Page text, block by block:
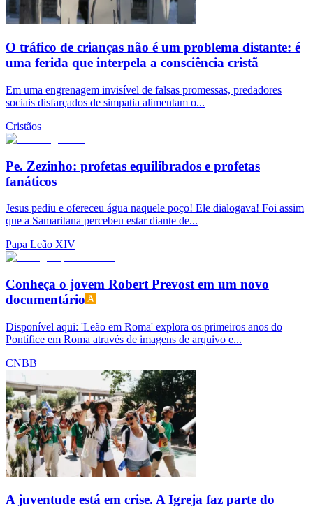
O tráfico de crianças não é um problema distante: é
uma ferida que interpela a consciência cristã
Em uma engrenagem invisível de falsas promessas, predadores
sociais disfarçados de simpatia alimentam o...
Cristãos
Pe. Zezinho: profetas equilibrados e profetas
fanáticos
Jesus pediu e ofereceu água naquele poço! Ele dialogava! Foi assim
que a Samaritana percebeu estar diante de...
Papa Leão XIV
Conheça o jovem Robert Prevost em um novo
documentário
Disponível aqui: 'Leão em Roma' explora os primeiros anos do
Pontífice em Roma através de imagens de arquivo e...
CNBB
A juventude está em crise. A Igreja faz parte do